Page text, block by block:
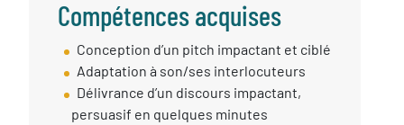
Compétences acquises
Compétences
Acquises
Conception d’un pitch impactant et ciblé
Adaptation à son/ses interlocuteurs
Délivrance d’un discours impactant,
persuasif en quelques minutes